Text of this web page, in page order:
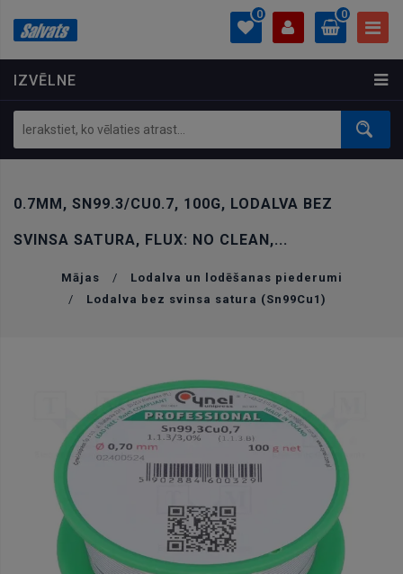
IZVĒLNE
0
PROFILS
Ielogoties
Izveidot kontu
0
0.00 €
0.7MM, SN99.3/CU0.7, 100G, LODALVA BEZ
SVINSA SATURA, FLUX: NO CLEAN,...
Mājas /
Lodalva un lodēšanas piederumi
/
Lodalva bez svinsa satura (Sn99Cu1)